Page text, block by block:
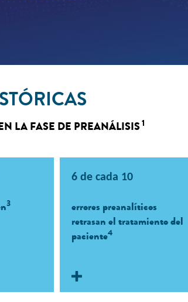
LA FASE DE PREANÁLISIS1
3
provoca
6 de cada 10
errores preanalíticos
retrasan el tratamiento del
paciente4
Condiciones de
Unas malas condiciones de
transporte ponen en riesgo la
integridad de las muestras y